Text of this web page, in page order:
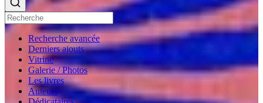
Recherche avancée
Derniers ajouts
Vitrine
Galerie / Photos
Les livres
Auteurs